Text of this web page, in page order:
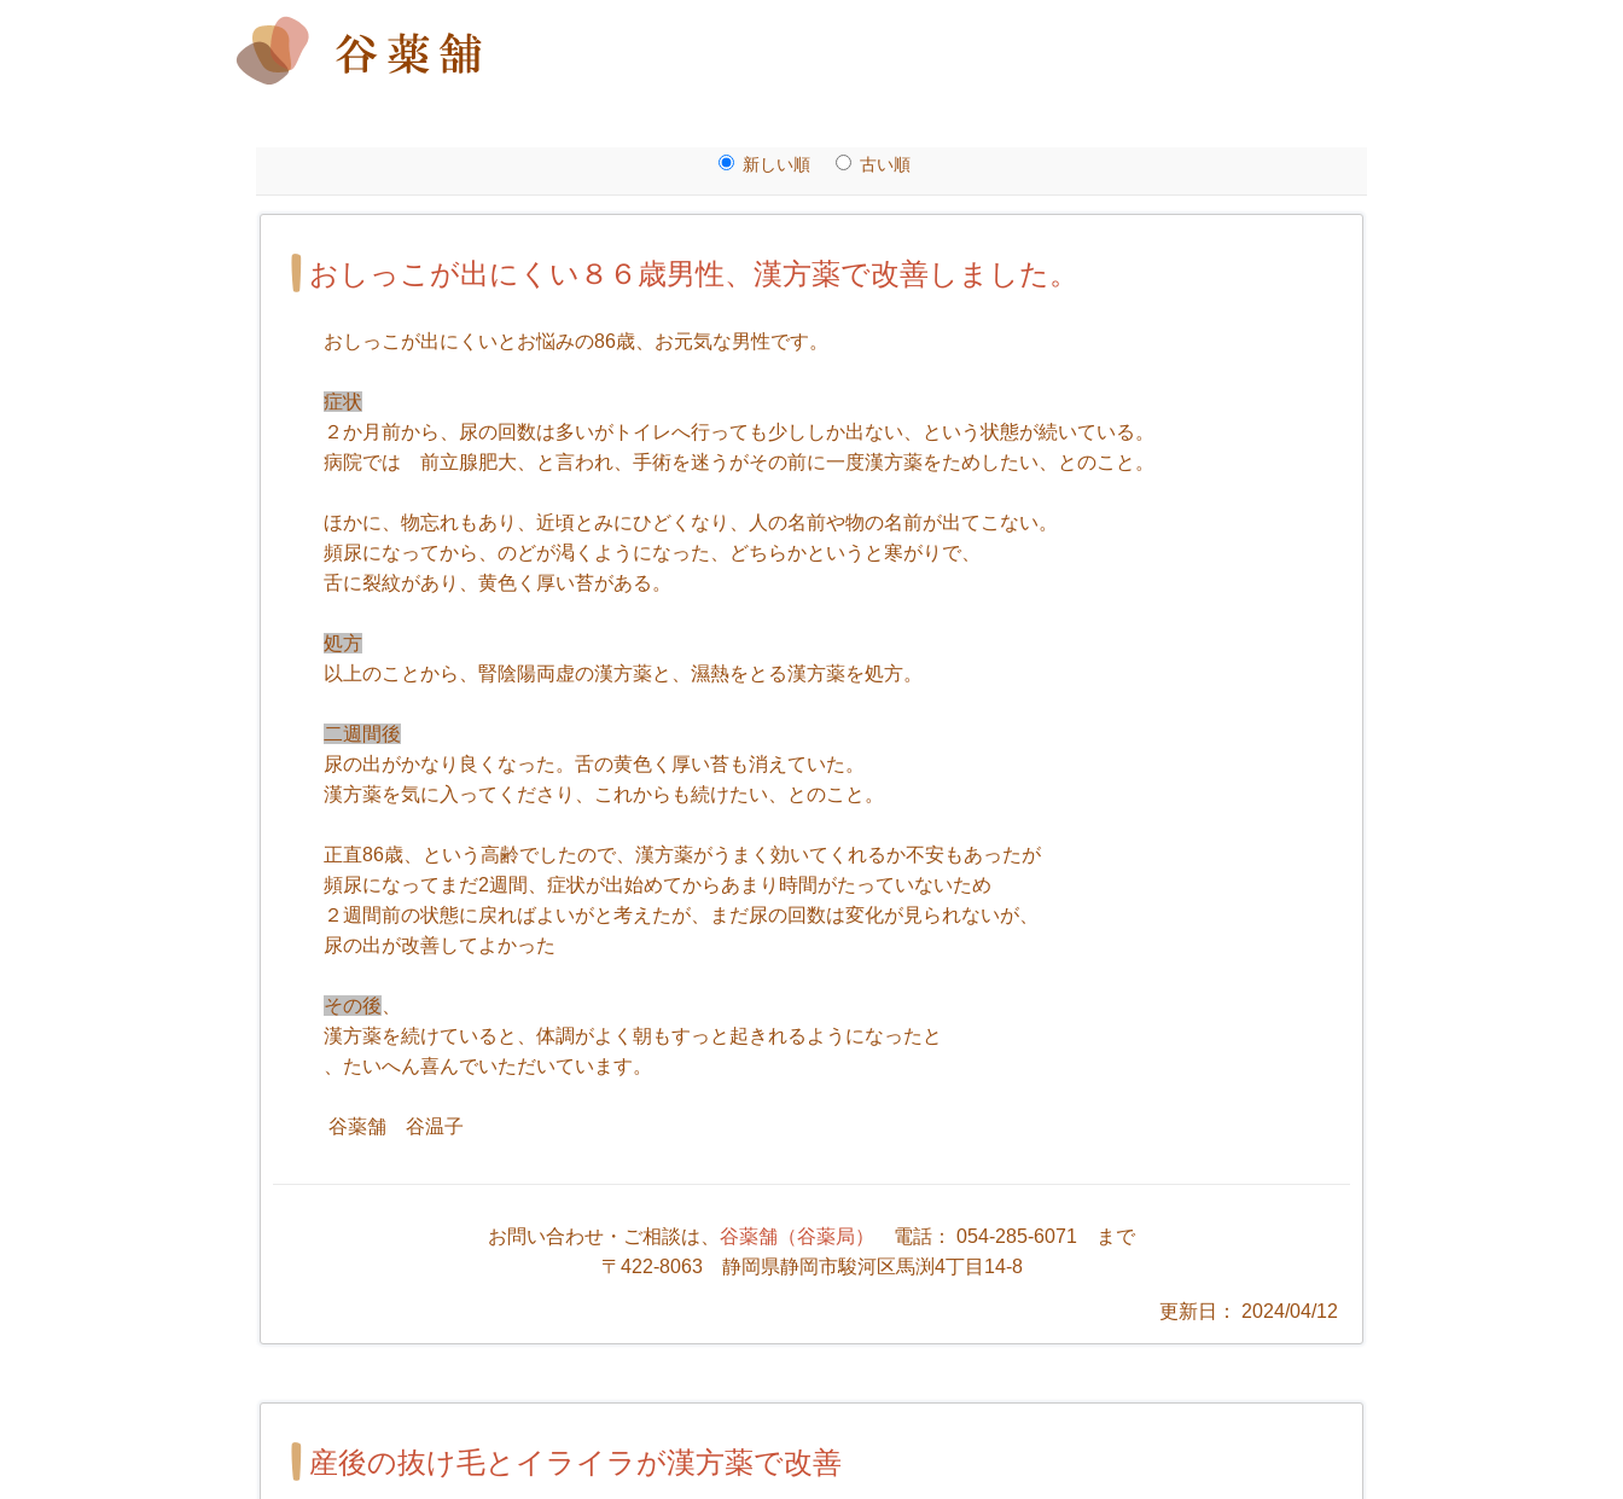
新しい順 古い順
おしっこが出にくい８６歳男性、漢方薬で改善しました。
おしっこが出にくいとお悩みの86歳、お元気な男性です。
症状
２か月前から、尿の回数は多いがトイレへ行っても少ししか出ない、という状態が続いている。
病院では 前立腺肥大、と言われ、手術を迷うがその前に一度漢方薬をためしたい、とのこと。
ほかに、物忘れもあり、近頃とみにひどくなり、人の名前や物の名前が出てこない。
頻尿になってから、のどが渇くようになった、どちらかというと寒がりで、
舌に裂紋があり、黄色く厚い苔がある。
処方
以上のことから、腎陰陽両虚の漢方薬と、濕熱をとる漢方薬を処方。
二週間後
尿の出がかなり良くなった。舌の黄色く厚い苔も消えていた。
漢方薬を気に入ってくださり、これからも続けたい、とのこと。
正直86歳、という高齢でしたので、漢方薬がうまく効いてくれるか不安もあったが
頻尿になってまだ2週間、症状が出始めてからあまり時間がたっていないため
２週間前の状態に戻ればよいがと考えたが、まだ尿の回数は変化が見られないが、
尿の出が改善してよかった
その後
漢方薬を続けていると、体調がよく朝もすっと起きれるようになったと
、たいへん喜んでいただいています。
谷薬舗 谷温子
お問い合わせ・ご相談は、 谷薬舗（谷薬局）
電話： 054-285-6071 まで
〒422-8063 静岡県静岡市駿河区馬渕4丁目14-8
更新日： 2024/04/12
産後の抜け毛とイライラが漢方薬で改善